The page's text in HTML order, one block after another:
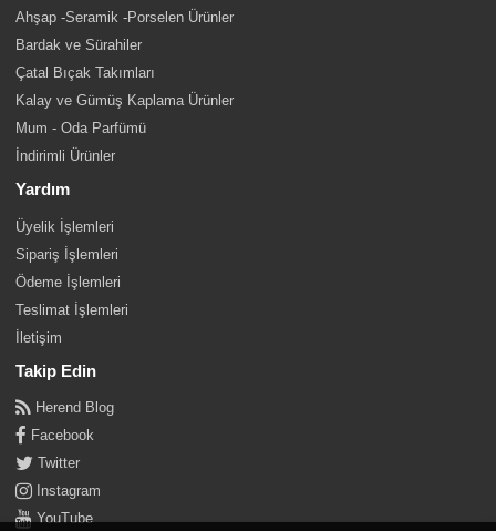
Ahşap -Seramik -Porselen Ürünler
Bardak ve Sürahiler
Çatal Bıçak Takımları
Kalay ve Gümüş Kaplama Ürünler
Mum - Oda Parfümü
İndirimli Ürünler
Yardım
Üyelik İşlemleri
Sipariş İşlemleri
Ödeme İşlemleri
Teslimat İşlemleri
İletişim
Takip Edin
Herend Blog
Facebook
Twitter
Instagram
YouTube